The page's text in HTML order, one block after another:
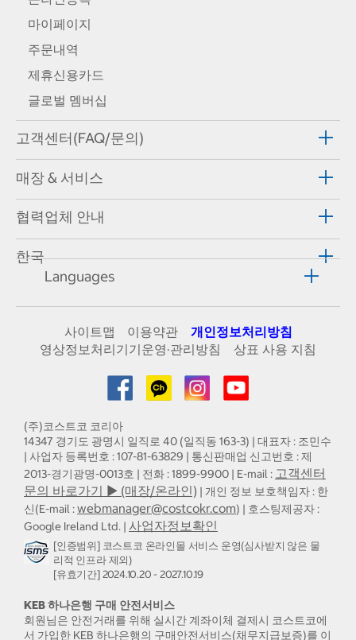
마이페이지
주문내역
제휴신용카드
글로벌 멤버십
고객센터(FAQ/문의)
매장 & 서비스
협력업체 안내
한국
Languages
사이트맵 이용약관
개인정보처리방침
영상정보처리기기운영·관리방침
상표 사용 지침
(주)코스트코 코리아
14347 경기도 광명시 일직로 40 (일직동 163-3) | 대표자 : 조민수
| 사업자 등록번호 : 107-81-63829 | 통신판매업 신고번호 : 제
2013-경기광명-0013호 | 전화 : 1899-9900 | E-mail : 고객센터
문의 바로가기 ▶ (매장/온라인) | 개인 정보 보호책임자 : 한
신(E-mail :webmanager@costcokr.com) | 호스팅제공자 :
Google Ireland Ltd. | 사업자정보확인
[인증범위] 코스트코 온라인몰 서비스 운영(심사받지 않은 물
리적 인프라 제외)
[유효기간] 2024.10.20 - 2027.10.19
KEB 하나은행 구매 안전서비스
회원님은 안전거래를 위해 실시간 계좌이체 결제시 코스트코에
서 가입한 KEB 하나은행의 구매안전서비스(채무지급보증)를 이